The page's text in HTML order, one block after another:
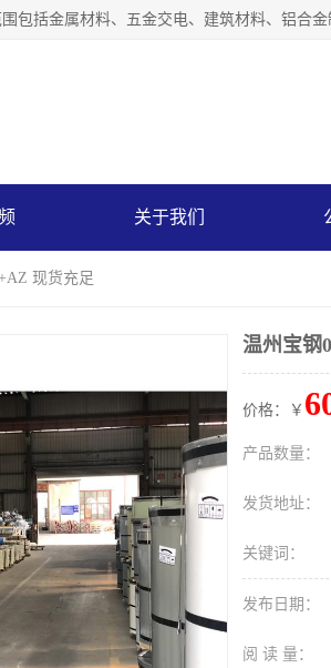
关于我们
现货充足
温州宝钢
价格：￥
产品数量：
发货地址：
关键词：
发布日期：
阅 读 量：